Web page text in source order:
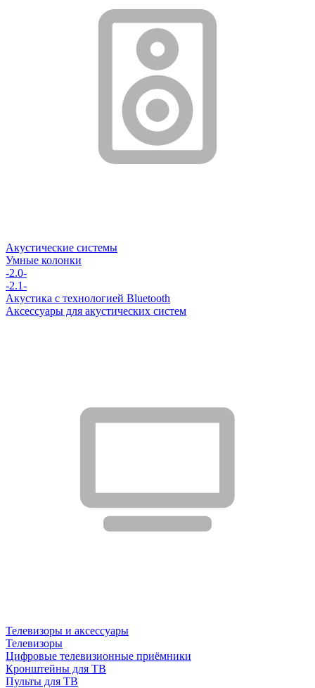
Акустические системы
Умные колонки
-2.0-
-2.1-
Акустика с технологией Bluetooth
Аксессуары для акустических систем
Телевизоры и аксессуары
Телевизоры
Цифровые телевизионные приёмники
Кронштейны для ТВ
Пульты для ТВ